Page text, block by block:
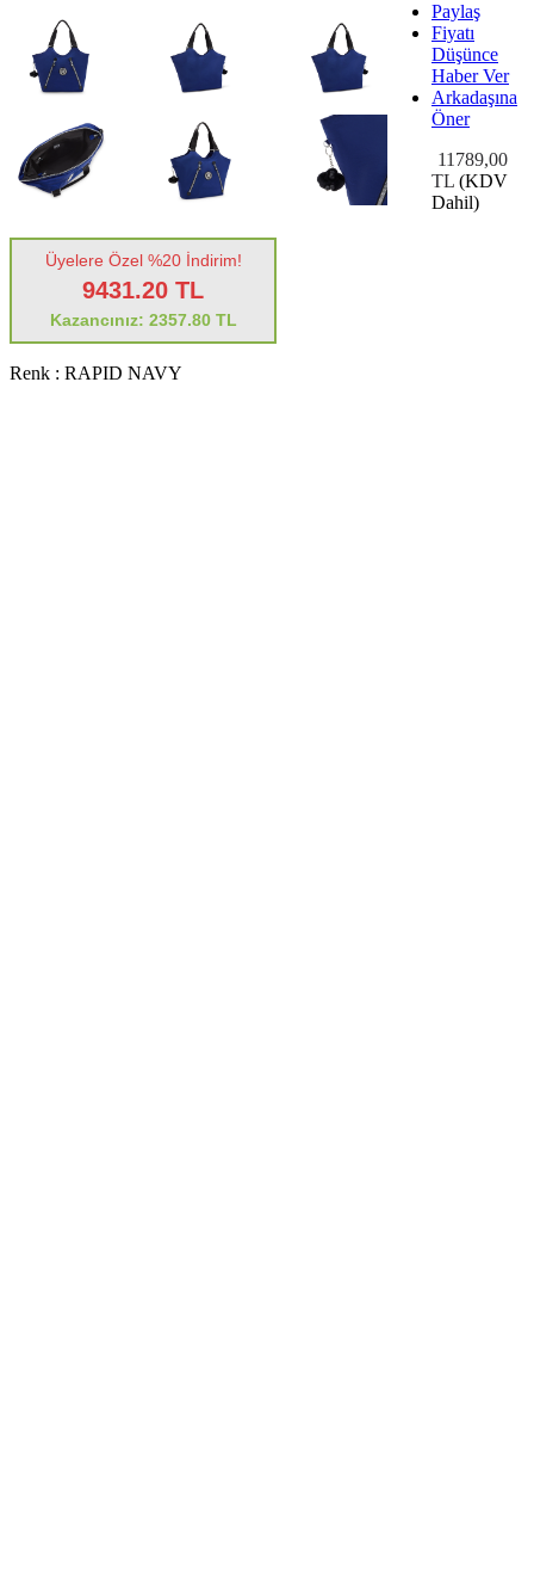
Paylaş
Fiyatı
Düşünce
Haber Ver
Arkadaşına
Öner
11789,00
TL (KDV
Dahil)
Üyelere Özel %20 İndirim!
9431.20 TL
Kazancınız: 2357.80 TL
Renk : RAPID NAVY